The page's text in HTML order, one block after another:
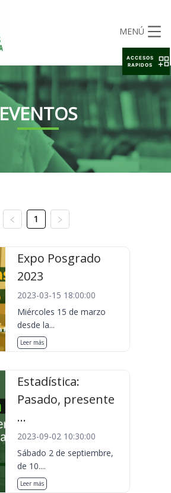
MENÚ
EVENTOS
1
Expo Posgrado
2023
2023-03-15 18:00:00
Miércoles 15 de marzo
desde la...
Leer más
Estadística:
Pasado, presente
...
2023-09-02 10:30:00
Sábado 2 de septiembre,
de 10....
Leer más
ACCESOS
RAPIDOS